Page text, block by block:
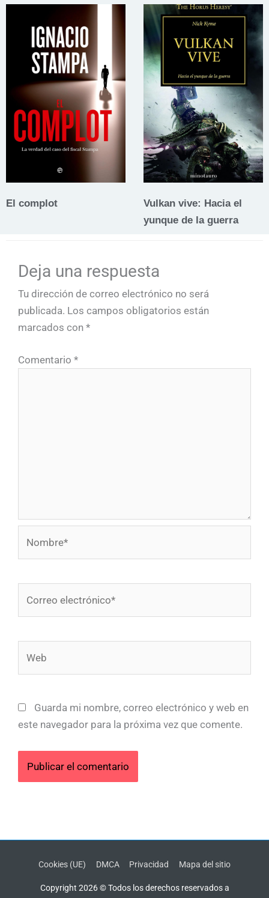
El complot
Vulkan vive: Hacia el
yunque de la guerra
Deja una respuesta
Tu dirección de correo electrónico no será
publicada. Los campos obligatorios están
marcados con *
Comentario *
Guarda mi nombre, correo electrónico y web en
este navegador para la próxima vez que comente.
Cookies (UE) DMCA Privacidad Mapa del sitio
Copyright 2026 © Todos los derechos reservados a